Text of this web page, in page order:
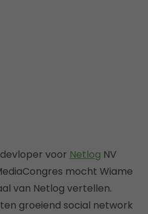
voor Netlog NV
mocht Wiame
van Netlog vertellen.
groeiend social network